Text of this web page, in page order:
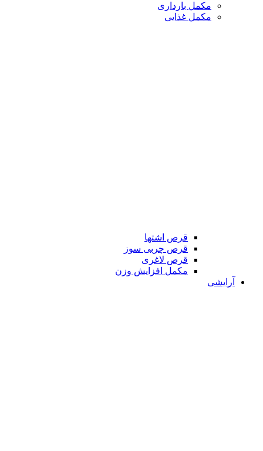
مکمل بارداری
مکمل غذایی
قرص اشتها
قرص چربی سوز
قرص لاغری
مکمل افزایش وزن
آرایشی